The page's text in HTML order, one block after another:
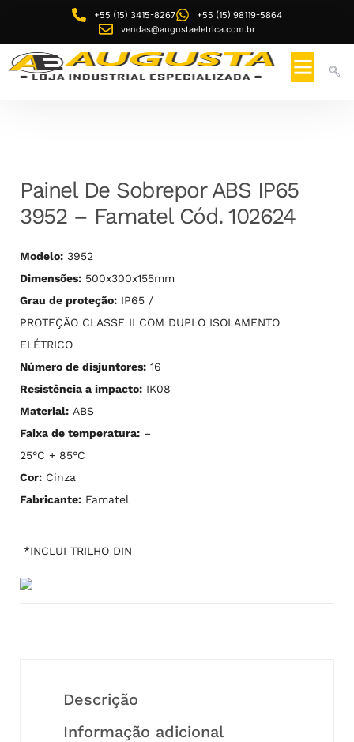
+55 (15) 3415-8267
+55 (15) 98119-5864
vendas@augustaeletrica.com.br
Painel De Sobrepor ABS IP65
3952 – Famatel Cód. 102624
Modelo: 3952
Dimensões: 500x300x155mm
Grau de proteção: IP65 /
PROTEÇÃO CLASSE II COM DUPLO ISOLAMENTO
ELÉTRICO
Número de disjuntores: 16
Resistência a impacto: IK08
Material: ABS
Faixa de temperatura: –
25°C + 85°C
Cor: Cinza
Fabricante: Famatel
*INCLUI TRILHO DIN
Descrição
Informação adicional